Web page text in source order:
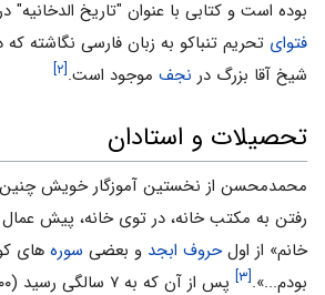
بوده است و کتابی با عنوان "تاریخ الدخانیه"
فتوای تحریم تنباکو به زبان فارسی نگاشته که
شیخ آقا بزرگ در نجف موجود است.[۲]
تحصیلات و استادان
محمدمحسن از نخستین آموزگار خویش چنین
رفتن به مکتب خانه، در توی خانه، پیش عمال
خانم» ‌از اولحروف ابجد و بعضی سوره های
بودم...».[۳]